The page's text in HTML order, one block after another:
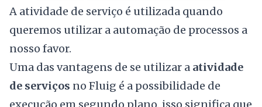
A atividade de serviço é utilizada quando
queremos utilizar a automação de processos a
nosso favor.
Uma das vantagens de se utilizar a atividade
de serviços no Fluig é a possibilidade de